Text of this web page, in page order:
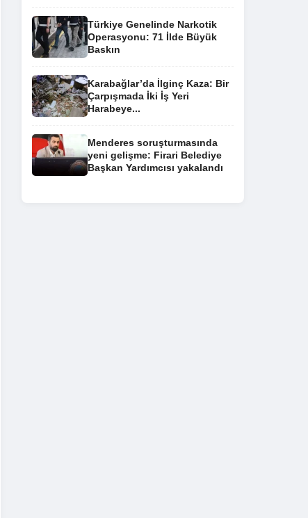
Türkiye Genelinde Narkotik
Operasyonu: 71 İlde Büyük
Baskın
Karabağlar’da İlginç Kaza: Bir
Çarpışmada İki İş Yeri
Harabeye...
Menderes soruşturmasında
yeni gelişme: Firari Belediye
Başkan Yardımcısı yakalandı